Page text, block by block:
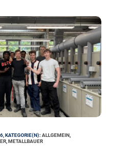
KATEGORIE(N): ALLGEMEIN
METALLBAUER